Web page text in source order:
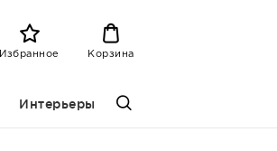
Избранное Корзина
Интерьеры